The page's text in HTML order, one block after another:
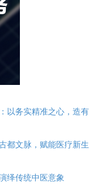
以务实精准之心，造有
都文脉，赋能医疗新生
绎传统中医意象